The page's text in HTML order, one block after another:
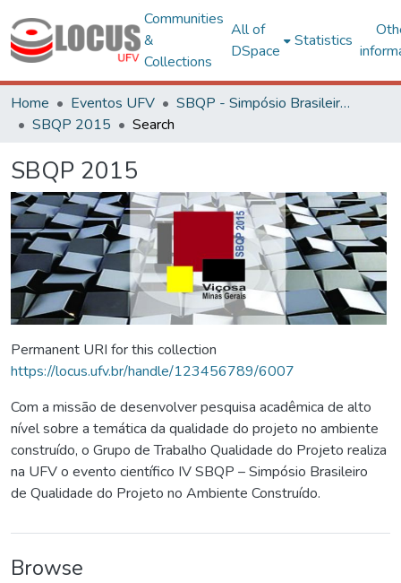
Communities
&
Collections
All of
DSpace
Statistics
Home Eventos UFV
SBQP - Simpósio Brasileiro de Qualidade do Projeto no Ambiente Construído
SBQP 2015
Search
SBQP 2015
Permanent URI for this collection
https://locus.ufv.br/handle/123456789/6007
Com a missão de desenvolver pesquisa acadêmica de alto
nível sobre a temática da qualidade do projeto no ambiente
construído, o Grupo de Trabalho Qualidade do Projeto realiza
na UFV o evento científico IV SBQP – Simpósio Brasileiro
de Qualidade do Projeto no Ambiente Construído.
Browse